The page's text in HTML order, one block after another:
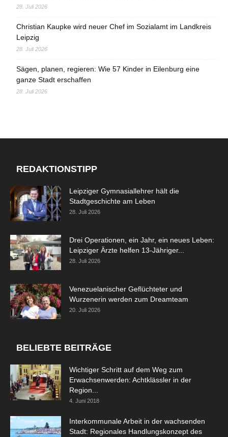
28. Juli 2026
Christian Kaupke wird neuer Chef im Sozialamt im Landkreis
Leipzig
28. Juli 2026
Sägen, planen, regieren: Wie 57 Kinder in Eilenburg eine
ganze Stadt erschaffen
28. Juli 2026
REDAKTIONSTIPP
Leipziger Gymnasiallehrer hält die
Stadtgeschichte am Leben
28. Juli 2026
Drei Operationen, ein Jahr, ein neues Leben:
Leipziger Ärzte helfen 13-Jähriger...
28. Juli 2026
Venezuelanischer Geflüchteter und
Wurzenerin werden zum Dreamteam
20. Juli 2026
BELIEBTE BEITRÄGE
Wichtiger Schritt auf dem Weg zum
Erwachsenwerden: Achtklässler in der
Region...
4. Juni 2018
Interkommunale Arbeit in der wachsenden
Stadt: Regionales Handlungskonzept des